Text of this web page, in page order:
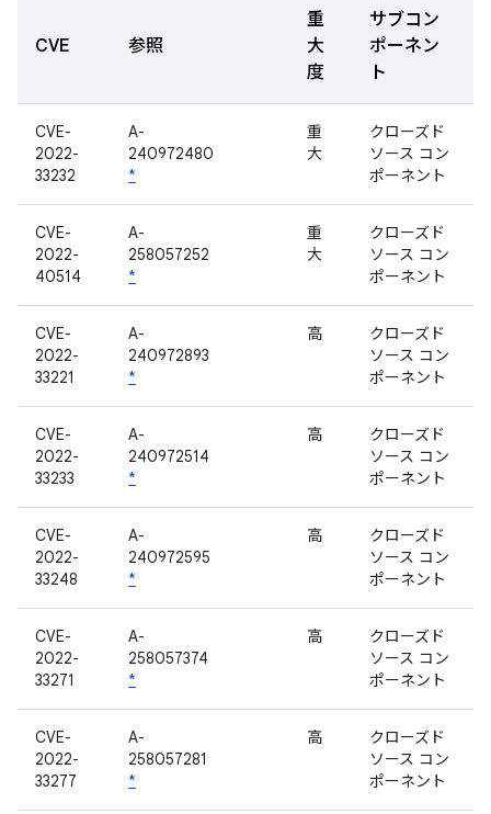
CVE 参照
重
大
度
サブコン
ポーネン
ト
CVE-
2022-
33232
A-
240972480
*
重
大
クローズド
ソース コン
ポーネント
CVE-
2022-
40514
A-
258057252
*
重
大
クローズド
ソース コン
ポーネント
CVE-
2022-
33221
A-
240972893
*
高
クローズド
ソース コン
ポーネント
CVE-
2022-
33233
A-
240972514
*
高
クローズド
ソース コン
ポーネント
CVE-
2022-
33248
A-
240972595
*
高
クローズド
ソース コン
ポーネント
CVE-
2022-
33271
A-
258057374
*
高
クローズド
ソース コン
ポーネント
CVE-
2022-
33277
A-
258057281
*
高
クローズド
ソース コン
ポーネント